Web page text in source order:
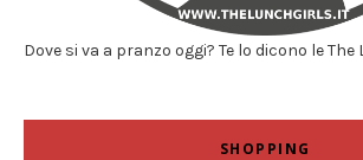
Dove si va a pranzo oggi? Te lo dicono le The
SHOPPING